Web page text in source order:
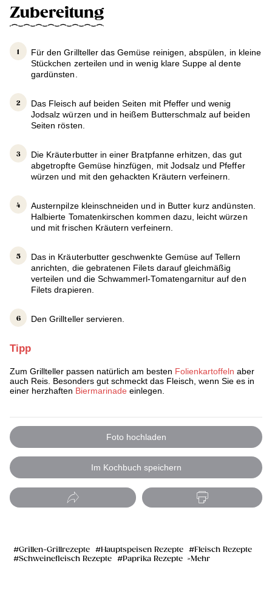
Zubereitung
Für den Grillteller das Gemüse reinigen, abspülen, in kleine
Stückchen zerteilen und in wenig klare Suppe al dente
gardünsten.
Das Fleisch auf beiden Seiten mit Pfeffer und wenig
Jodsalz würzen und in heißem Butterschmalz auf beiden
Seiten rösten.
Die Kräuterbutter in einer Bratpfanne erhitzen, das gut
abgetropfte Gemüse hinzfügen, mit Jodsalz und Pfeffer
würzen und mit den gehackten Kräutern verfeinern.
Austernpilze kleinschneiden und in Butter kurz andünsten.
Halbierte Tomatenkirschen kommen dazu, leicht würzen
und mit frischen Kräutern verfeinern.
Das in Kräuterbutter geschwenkte Gemüse auf Tellern
anrichten, die gebratenen Filets darauf gleichmäßig
verteilen und die Schwammerl-Tomatengarnitur auf den
Filets drapieren.
Den Grillteller servieren.
Tipp
Zum Grillteller passen natürlich am besten Folienkartoffeln aber
auch Reis. Besonders gut schmeckt das Fleisch, wenn Sie es in
einer herzhaften Biermarinade einlegen.
Foto hochladen
Im Kochbuch speichern
Grillen-Grillrezepte Hauptspeisen Rezepte
Fleisch Rezepte
Schweinefleisch Rezepte
Paprika Rezepte Mehr